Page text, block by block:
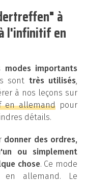
à
l'infinitif en
modes importants
sont très utilisés,
à nos leçons sur
en allemand pour
détails.
donner des ordres,
ou simplement
chose. Ce mode
en allemand. Le